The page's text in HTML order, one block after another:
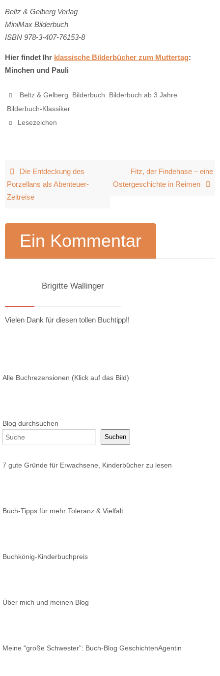
Beltz & Gelberg Verlag
MiniMax Bilderbuch
ISBN 978-3-407-76153-8
Hier findet Ihr klassische Bilderbücher zum Muttertag:
Minchen und Pauli
Beltz & Gelberg Bilderbuch Bilderbuch ab 3 Jahre
Bilderbuch-Klassiker
Lesezeichen
Die Entdeckung des
Porzellans als Abenteuer-
Zeitreise
Fitz, der Findehase – eine
Ostergeschichte in Reimen
Ein Kommentar
Brigitte Wallinger
Vielen Dank für diesen tollen Buchtipp!!
Alle Buchrezensionen (Klick auf das Bild)
Blog durchsuchen
Suchen
7 gute Gründe für Erwachsene, Kinderbücher zu lesen
Buch-Tipps für mehr Toleranz & Vielfalt
Buchkönig-Kinderbuchpreis
Über mich und meinen Blog
Meine "große Schwester": Buch-Blog GeschichtenAgentin